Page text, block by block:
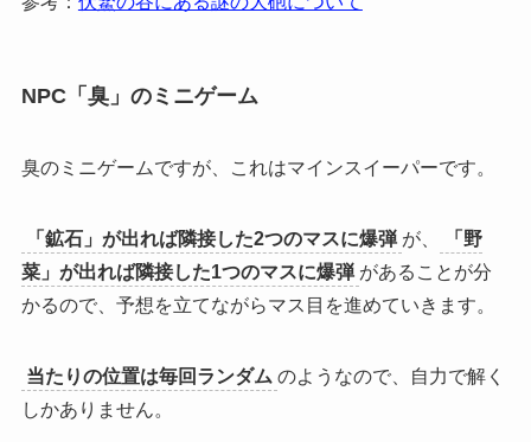
NPC「臭」のミニゲーム
臭のミニゲームですが、これはマインスイーパーです。
「鉱石」が出れば隣接した2つのマスに爆弾 が、
「野
菜」が出れば隣接した1つのマスに爆弾 があることが分
かるので、予想を立てながらマス目を進めていきます。
当たりの位置は毎回ランダム のようなので、自力で解く
しかありません。